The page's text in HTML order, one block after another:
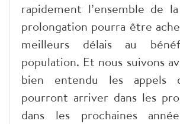
rapidement l’ensemble de
prolongation pourra être
meilleurs délais au
population. Et nous suivons
bien entendu les appels
pourront arriver dans les
dans les prochaines